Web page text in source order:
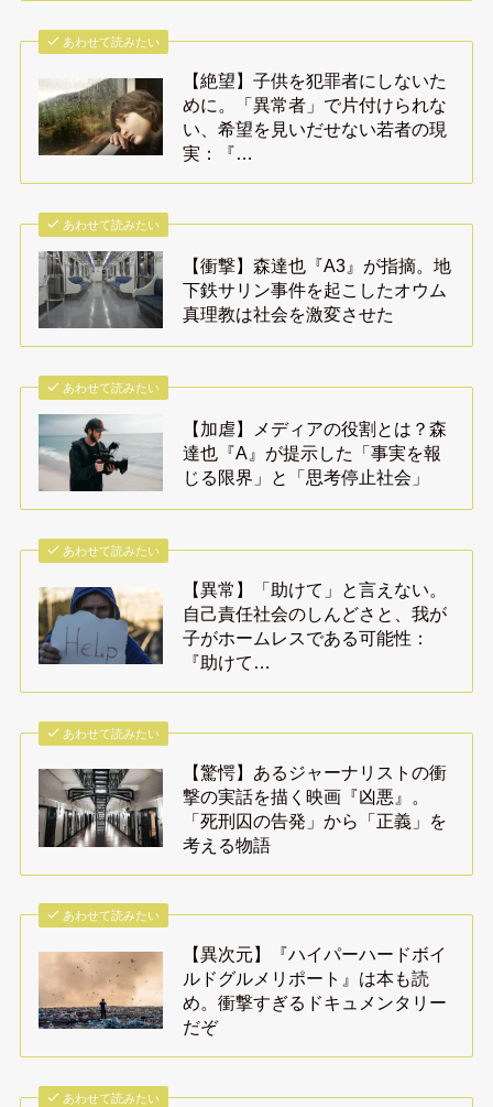
あわせて読みたい
【絶望】子供を犯罪者にしないた
めに。「異常者」で片付けられな
い、希望を見いだせない若者の現
実：『…
あわせて読みたい
【衝撃】森達也『A3』が指摘。地
下鉄サリン事件を起こしたオウム
真理教は社会を激変させた
あわせて読みたい
【加虐】メディアの役割とは？森
達也『A』が提示した「事実を報
じる限界」と「思考停止社会」
あわせて読みたい
【異常】「助けて」と言えない。
自己責任社会のしんどさと、我が
子がホームレスである可能性：
『助けて…
あわせて読みたい
【驚愕】あるジャーナリストの衝
撃の実話を描く映画『凶悪』。
「死刑囚の告発」から「正義」を
考える物語
あわせて読みたい
【異次元】『ハイパーハードボイ
ルドグルメリポート』は本も読
め。衝撃すぎるドキュメンタリー
だぞ
あわせて読みたい